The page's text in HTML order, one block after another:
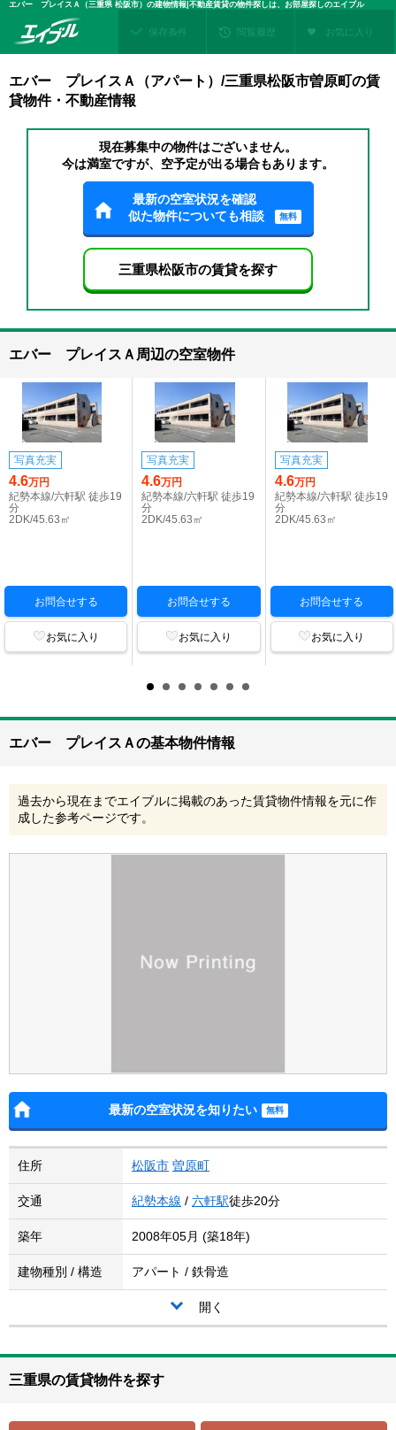
エバー プレイスＡ（三重県 松阪市）の建物情報|不動産賃貸の物件探しは、お部屋探しのエイブル
保存条件 閲覧履歴 お気に入り
エバー プレイスＡ（アパート）/三重県松阪市曽原町の賃
貸物件・不動産情報
現在募集中の物件はございません。
今は満室ですが、空予定が出る場合もあります。
最新の空室状況を確認
似た物件についても相談
無料
三重県松阪市の賃貸を探す
エバー プレイスＡ周辺の空室物件
写真充実
4.6万円
紀勢本線/六軒駅 徒歩19
分
2DK/45.63㎡
お問合せする
お気に入り
写真充実
4.6万円
紀勢本線/六軒駅 徒歩19
分
2DK/45.63㎡
お問合せする
お気に入り
写真充実
4.6万円
紀勢本線/六軒駅 徒歩19
分
2DK/45.63㎡
お問合せする
お気に入り
エバー プレイスＡの基本物件情報
過去から現在までエイブルに掲載のあった賃貸物件情報を元に作
成した参考ページです。
最新の空室状況を知りたい
住所 松阪市 曽原町
交通 紀勢本線 / 六軒駅徒歩20分
築年 2008年05月 (築18年)
建物種別 / 構造 アパート / 鉄骨造
開く
三重県の賃貸物件を探す